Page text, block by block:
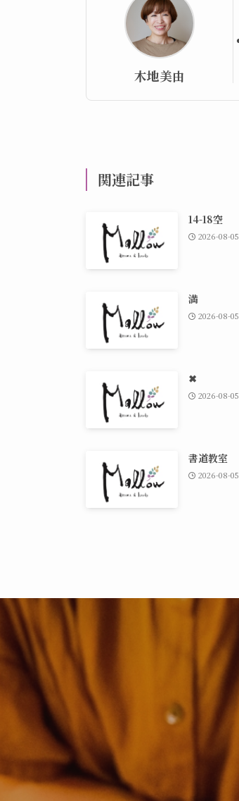
木地美由
関連記事
14-18空
2026-08-05
満
2026-08-05
✖
2026-08-05
書道教室
2026-08-05